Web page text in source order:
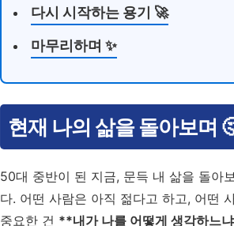
다시 시작하는 용기 🚀
마무리하며 ✨
현재 나의 삶을 돌아보며
50대 중반이 된 지금, 문득 내 삶을 돌아
다. 어떤 사람은 아직 젊다고 하고, 어떤
중요한 건 **내가 나를 어떻게 생각하느